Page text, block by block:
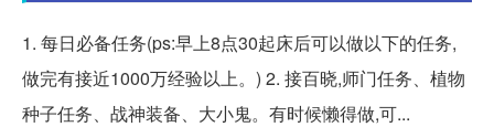
1. 每日必备任务(ps:早上8点30起床后可以做以下的任务,
做完有接近1000万经验以上。) 2. 接百晓,师门任务、植物
种子任务、战神装备、大小鬼。有时候懒得做,可...